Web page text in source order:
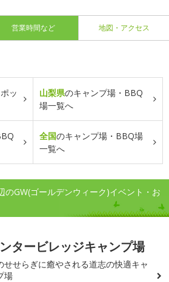
営業時間など 地図・アクセス
ッ
山梨県のキャンプ場・BBQ
場一覧へ
全国のキャンプ場・BBQ場
一覧へ
のGW(ゴールデンウィーク)イベント・お
タービレッジキャンプ場
せせらぎに癒やされる道志の快適キャ
場